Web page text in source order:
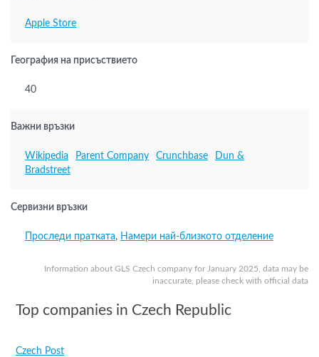
Information about GLS Czech company for January 2025, data may be
inaccurate, please check with official data
Apple Store
География на присъствието
40
Важни връзки
Wikipedia Parent Company Crunchbase
Dun &
Bradstreet
Сервизни връзки
Проследи пратката, Намери най-близкото отделение
Top companies in Czech Republic
Czech Post